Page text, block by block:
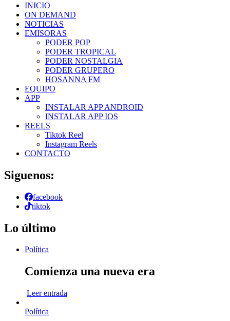
INICIO
ON DEMAND
NOTICIAS
EMISORAS
PODER POP
PODER TROPICAL
PODER NOSTALGIA
PODER GRUPERO
HOSANNA FM
EQUIPO
APP
INSTALAR APP ANDROID
INSTALAR APP IOS
REELS
Tiktok Reel
Instagram Reels
CONTACTO
Siguenos:
facebook
tiktok
Lo último
Política
Comienza una nueva era
Leer entrada
Política